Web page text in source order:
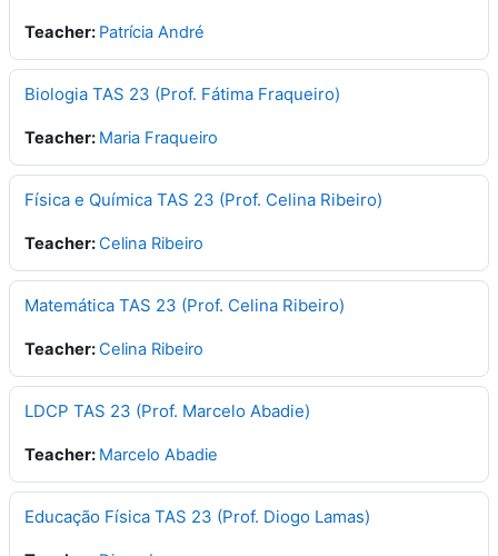
Teacher: Patrícia André
Biologia TAS 23 (Prof. Fátima Fraqueiro)
Teacher: Maria Fraqueiro
Física e Química TAS 23 (Prof. Celina Ribeiro)
Teacher:Celina Ribeiro
Matemática TAS 23 (Prof. Celina Ribeiro)
Teacher:Celina Ribeiro
LDCP TAS 23 (Prof. Marcelo Abadie)
Teacher: Marcelo Abadie
Educação Física TAS 23 (Prof. Diogo Lamas)